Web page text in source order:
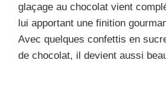
glaçage au chocolat vient
lui apportant une finition
Avec quelques confettis en
de chocolat, il devient aussi